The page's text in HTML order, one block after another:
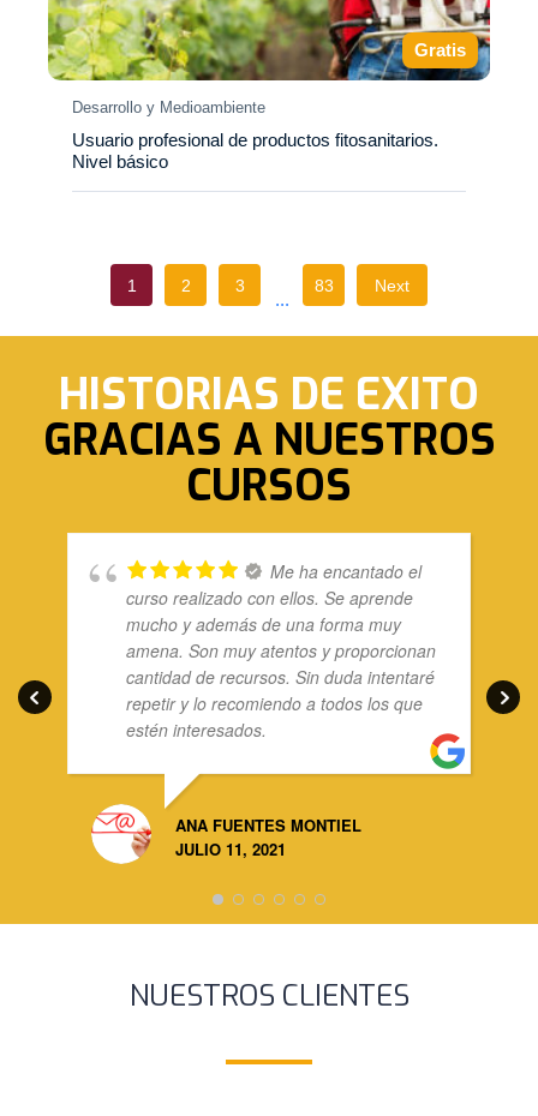
Gratis
Desarrollo y Medioambiente
Usuario profesional de productos fitosanitarios.
Nivel básico
1 2 3 83 Next
HISTORIAS DE EXITO
GRACIAS A NUESTROS
CURSOS
Me ha encantado el
curso realizado con ellos. Se aprende
mucho y además de una forma muy
amena. Son muy atentos y proporcionan
cantidad de recursos. Sin duda intentaré
repetir y lo recomiendo a todos los que
estén interesados.
ANA FUENTES MONTIEL
JULIO 11, 2021
NUESTROS CLIENTES